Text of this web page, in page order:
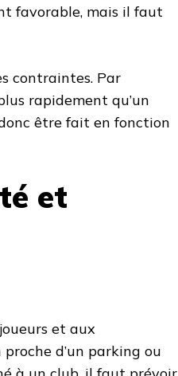
favorable, mais il faut
contraintes. Par
rapidement qu’un
être fait en fonction
et
et aux
d’un parking ou